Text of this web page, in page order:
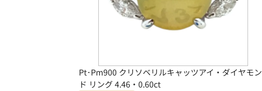
Pt･Pm900 クリソベリルキャッツアイ・ダイヤモン
ド リング 4.46・0.60ct